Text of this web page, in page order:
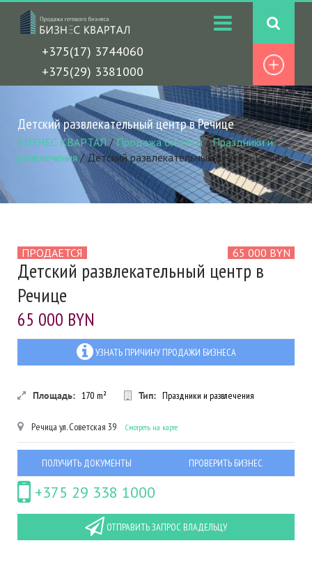
+375(17) 3744060
+375(29) 3381000
Детский развлекательный центр в Речице
БИЗНЕС КВАРТАЛ/Продажа бизнеса/Праздники и
развлечения/Детский развлекательный центр в Речице
ПРОДАЕТСЯ 65 000 BYN
Детский развлекательный центр в
Речице
65 000 BYN
УЗНАТЬ ПРИЧИНУ ПРОДАЖИ БИЗНЕСА
Площадь: 170 m² Тип: Праздники и развлечения
Речица ул. Советская 39 Смотреть на карте
ПОЛУЧИТЬ ДОКУМЕНТЫ ПРОВЕРИТЬ БИЗНЕС
+375 29 338 1000
ОТПРАВИТЬ ЗАПРОС ВЛАДЕЛЬЦУ